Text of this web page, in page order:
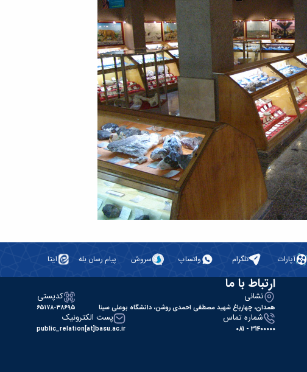
آپارات تلگرام واتساپ سروش پیام رسان بله ایتا
ارتباط با ما
نشانی
همدان، چهارباغ شهید مصطفی احمدی روشن، دانشگاه بوعلی سینا
کدپستی
۶۵۱۷۸-۳۸۶۹۵
شماره تماس
31400000 - 081
پست الکترونیک
public_relation[at]basu.ac.ir